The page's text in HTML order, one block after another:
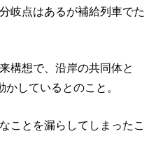
岐点はあるが補給列車でた
構想で、沿岸の共同体と
かしているとのこと。
ことを漏らしてしまったこ